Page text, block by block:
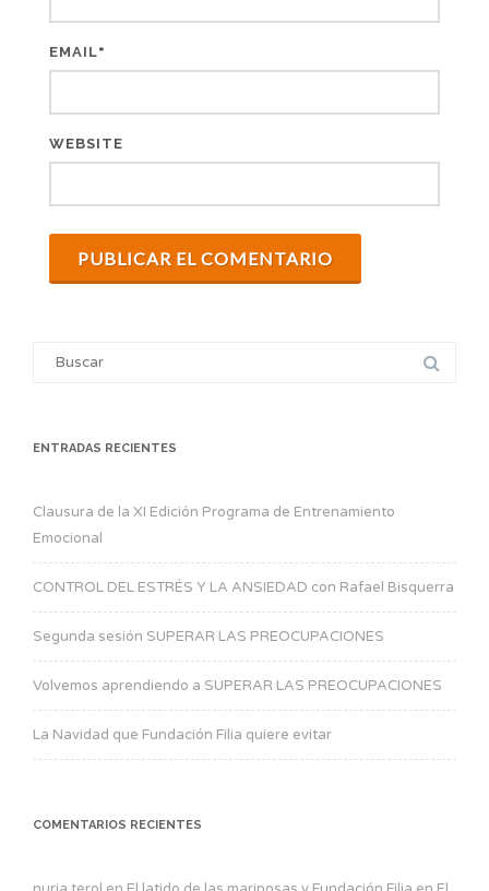
EMAIL*
WEBSITE
Search
ENTRADAS RECIENTES
Clausura de la XI Edición Programa de Entrenamiento
Emocional
CONTROL DEL ESTRÉS Y LA ANSIEDAD con Rafael Bisquerra
Segunda sesión SUPERAR LAS PREOCUPACIONES
Volvemos aprendiendo a SUPERAR LAS PREOCUPACIONES
La Navidad que Fundación Filia quiere evitar
COMENTARIOS RECIENTES